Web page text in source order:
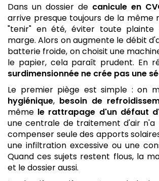
Dans un dossier de canicule en
arrive presque toujours de la même
"tenir" en été, éviter toute plainte
marge. Alors on augmente le débit
batterie froide, on choisit une
le papier, cela paraît prudent. En
surdimensionnée ne crée pas une
Le premier piège est simple : on
hygiénique, besoin de
même le rattrapage d'un défaut
une centrale de traitement d'air n'a
compenser seule des apports
une infiltration excessive ou une
Quand ces sujets restent flous, la
et le dossier aussi.